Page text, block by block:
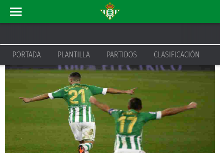
PORTADA PLANTILLA PARTIDOS CLASIFICACIÓN